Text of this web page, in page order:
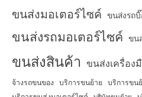
ขนส่งมอเตอร์ไซค์ ขนส่งรถ
ขนส่งรถมอเตอร์ไซค์ ขน
ขนส่งสินค้า ขนส่งเครื่อง
จ้างรถขนของ บริการขนย้าย บริการขน